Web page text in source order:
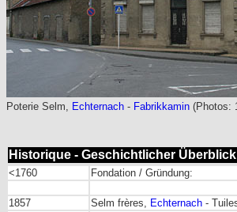
Poterie Selm, Echternach - Fabrikkamin (Photos:
Historique - Geschichtlicher Überblick
<1760 Fondation / Gründung:
1857 Selm frères, Echternach -